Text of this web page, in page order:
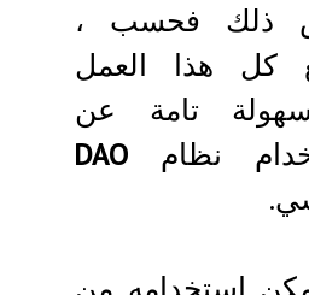
ذلك فحسب ،
كل هذا العمل
تامة عن
نظام DAO